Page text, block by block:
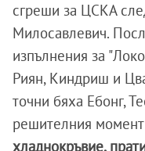
сгреши за ЦСКА
Милосавлевич.
изпълнения за
Риян, Киндриш и
точни бяха Ебонг,
решителния момент
хладнокръвие,